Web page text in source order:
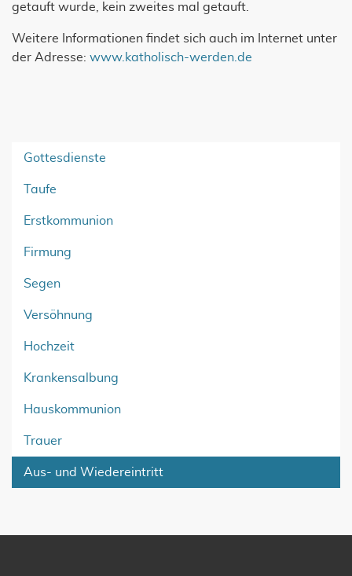
getauft wurde, kein zweites mal getauft.
Weitere Informationen findet sich auch im Internet unter
der Adresse: www.katholisch-werden.de
Gottesdienste
Taufe
Erstkommunion
Firmung
Segen
Versöhnung
Hochzeit
Krankensalbung
Hauskommunion
Trauer
Aus- und Wiedereintritt